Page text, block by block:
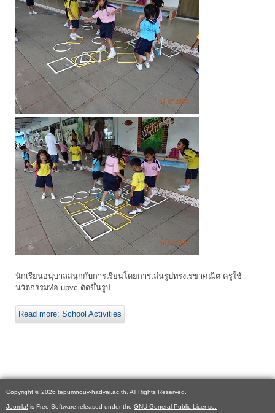
นักเรียนอนุบาลสนุกกับการเรียนโดยการเล่นรูปทรงเรขาคณิต ครูใช้
นวัตกรรมท่อ upvc ดัดขึ้นรูป
Read more: School Activities
Copyright © 2026 tepumnouy-hadyai.ac.th. All Rights Reserved.
Joomla! is Free Software released under the GNU General Public License.